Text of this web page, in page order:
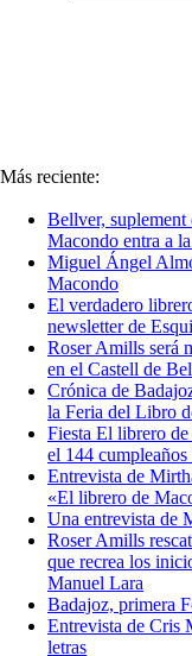
Más reciente:
Bellver,
Macondo entra a
Miguel Ángel
Macondo
El verdadero
newsletter de
Roser Amills será
en el Castell de
Crónica de
la Feria del Libro
Fiesta El librero
el 144
Entrevista de
«El librero de
Una entrevista de
Roser Amills
que recrea los
Manuel Lara
Badajoz, primera
Entrevista de Cris
letras